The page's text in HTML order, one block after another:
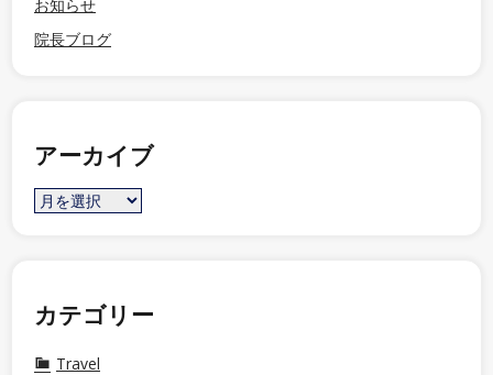
お知らせ
院長ブログ
アーカイブ
カテゴリー
Travel